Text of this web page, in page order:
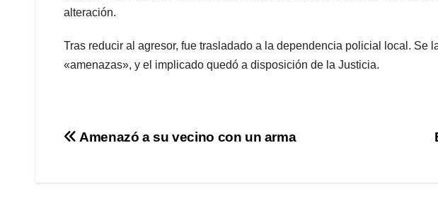
alteración.
Tras reducir al agresor, fue trasladado a la dependencia policial local. Se
«amenazas», y el implicado quedó a disposición de la Justicia.
Navegación
Amenazó a su vecino con un arma